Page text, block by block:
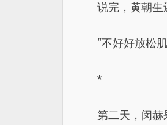
说完，黄朝生
“不好好放松
*
第二天，闵赫